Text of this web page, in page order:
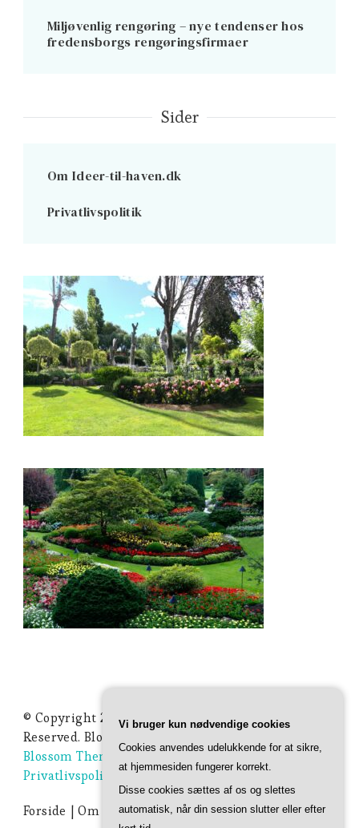
Miljøvenlig rengøring – nye tendenser hos
fredensborgs rengøringsfirmaer
Sider
Om Ideer-til-haven.dk
Privatlivspolitik
© Copyright 2026 Ideer Til Haven. All Rights
Reserved.Blossom Studio | Developed By
Blossom Themes. Powered byWordPress .
Privatlivspolitik
Forside Om Ideer-til-haven.dk Privatlivspolitik
Vi bruger kun nødvendige cookies
Cookies anvendes udelukkende for at sikre,
at hjemmesiden fungerer korrekt.
Disse cookies sættes af os og slettes
automatisk, når din session slutter eller efter